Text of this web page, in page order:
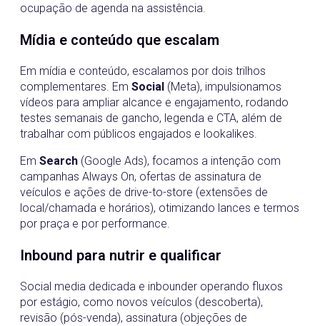
ocupação de agenda na assistência.
Mídia e conteúdo que escalam
Em mídia e conteúdo, escalamos por dois trilhos
complementares. Em Social (Meta), impulsionamos
vídeos para ampliar alcance e engajamento, rodando
testes semanais de gancho, legenda e CTA, além de
trabalhar com públicos engajados e lookalikes.
Em Search (Google Ads), focamos a intenção com
campanhas Always On, ofertas de assinatura de
veículos e ações de drive-to-store (extensões de
local/chamada e horários), otimizando lances e termos
por praça e por performance.
Inbound para nutrir e qualificar
Social media dedicada e inbounder operando fluxos
por estágio, como novos veículos (descoberta),
revisão (pós-venda), assinatura (objeções de